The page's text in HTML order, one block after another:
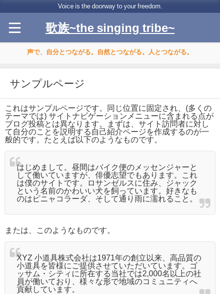
Voice is the doorway to your freedom.
歌族~the singing tribe~
声で、自分とつながる。自然とつながる。人とつながる。
サンプルページ
これはサンプルページです。同じ位置に固定され、(多くの
テーマでは) サイトナビゲーションメニューに含まれる点が
ブログ投稿とは異なります。まずは、サイト訪問者に対し
て自分のことを説明する自己紹介ページを作成するのが一
般的です。たとえば以下のようなものです。
はじめまして。昼間はバイク便のメッセンジャーと
して働いていますが、俳優志望でもあります。これ
は僕のサイトです。ロサンゼルスに住み、ジャック
という名前のかわいい犬を飼っています。好きなも
のはピニャコラーダ、そして通り雨に濡れること。
または、このようなものです。
XYZ 小道具株式会社は1971年の創立以来、高品質の
小道具を皆様にご提供させていただいています。ゴ
ッサム・シティに所在する当社では2,000名以上の社
員が働いており、様々な形で地域のコミュニティへ
貢献しています。